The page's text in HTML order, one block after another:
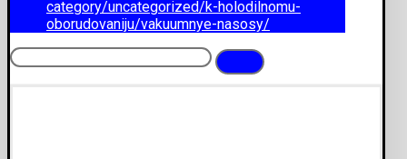
category/uncategorized/k-holodilnomu-
oborudovaniju/vakuumnye-nasosy/